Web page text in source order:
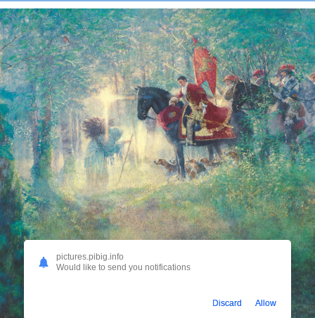
pictures.pibig.info
Would like to send you notifications
Discard Allow